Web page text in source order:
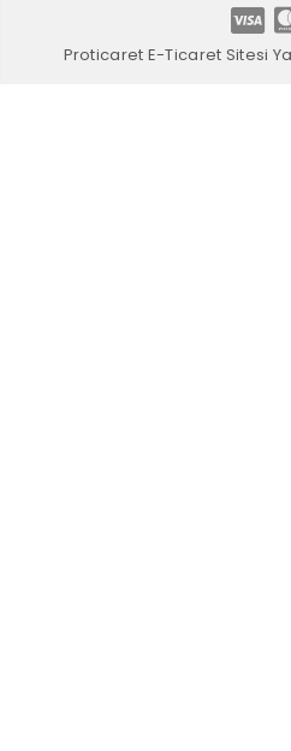
Proticaret E-Ticaret Sitesi